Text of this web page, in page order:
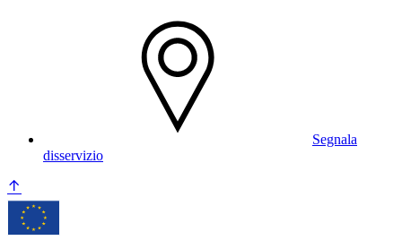
Segnala
disservizio